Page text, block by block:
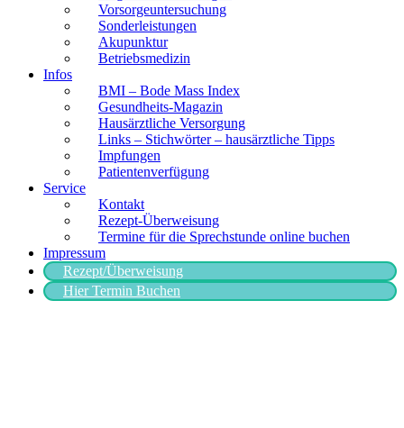
Vorsorgeuntersuchung
Sonderleistungen
Akupunktur
Betriebsmedizin
Infos
BMI – Bode Mass Index
Gesundheits-Magazin
Hausärztliche Versorgung
Links – Stichwörter – hausärztliche Tipps
Impfungen
Patientenverfügung
Service
Kontakt
Rezept-Überweisung
Termine für die Sprechstunde online buchen
Impressum
Rezept/Überweisung
Hier Termin Buchen